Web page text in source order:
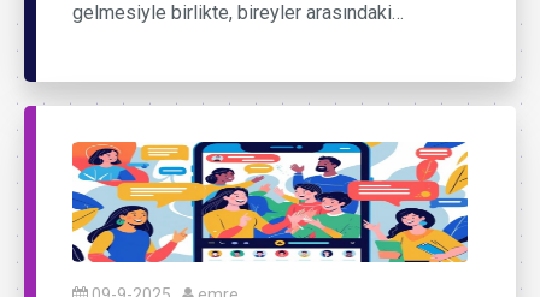
gelmesiyle birlikte, bireyler arasındaki…